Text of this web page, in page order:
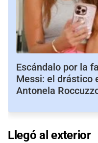
Escándalo por la
Messi: el drástico
Antonela
Llegó al exterior